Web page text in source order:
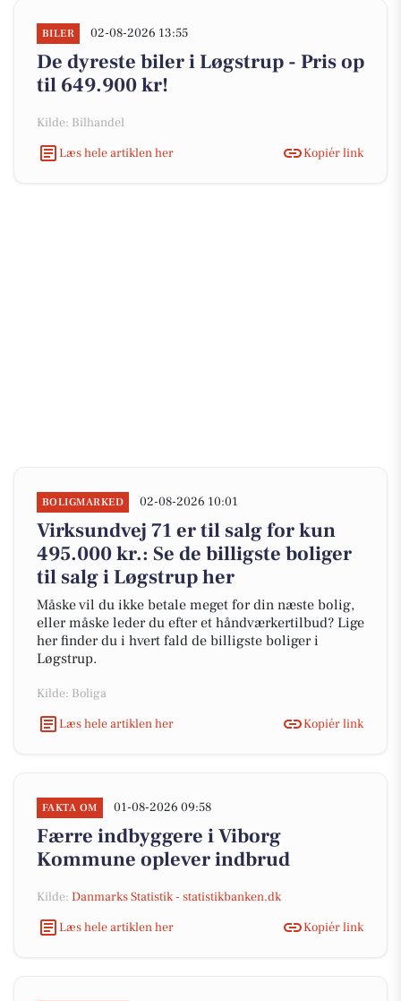
BILER 02-08-2026 13:55
De dyreste biler i Løgstrup - Pris op
til 649.900 kr!
Kilde: Bilhandel
Læs hele artiklen her
Kopiér link
BOLIGMARKED 02-08-2026 10:01
Virksundvej 71 er til salg for kun
495.000 kr.: Se de billigste boliger
til salg i Løgstrup her
Måske vil du ikke betale meget for din næste bolig,
eller måske leder du efter et håndværkertilbud? Lige
her finder du i hvert fald de billigste boliger i
Løgstrup.
Kilde: Boliga
Læs hele artiklen her
Kopiér link
FAKTA OM 01-08-2026 09:58
Færre indbyggere i Viborg
Kommune oplever indbrud
Kilde: Danmarks Statistik - statistikbanken.dk
Læs hele artiklen her
Kopiér link